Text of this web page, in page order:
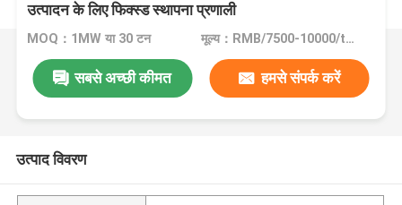
उत्पादन के लिए फिक्स्ड स्थापना प्रणाली
MOQ：1MW या 30 टन मूल्य：RMB/7500-10000/tons
सबसे अच्छी कीमत हमसे संपर्क करें
उत्पाद विवरण